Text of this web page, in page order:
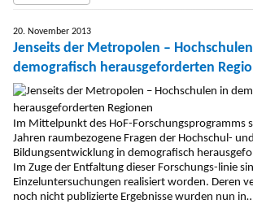
20. November 2013
Jenseits der Metropolen –
demografisch herausgeforderten
Im Mittelpunkt des HoF-Forschungsprogramms
Jahren raumbezogene Fragen der Hochschul- und
Bildungsentwicklung in demografisch
Im Zuge der Entfaltung dieser Forschungs-linie
Einzeluntersuchungen realisiert worden. Deren
noch nicht publizierte Ergebnisse wurden nun